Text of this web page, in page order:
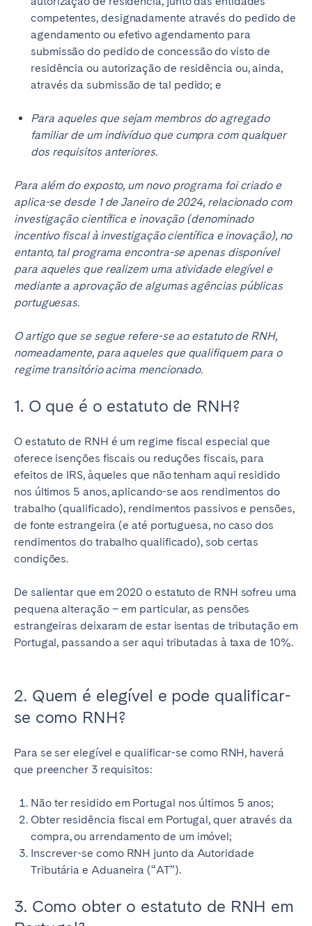
competentes, designadamente através do pedido de
agendamento ou efetivo agendamento para
submissão do pedido de concessão do visto de
residência ou autorização de residência ou, ainda,
através da submissão de tal pedido; e
Para aqueles que sejam membros do agregado
familiar de um indivíduo que cumpra com qualquer
dos requisitos anteriores.
Para além do exposto, um novo programa foi criado e
aplica-se desde 1 de Janeiro de 2024, relacionado com
investigação científica e inovação (denominado
incentivo fiscal à investigação científica e inovação), no
entanto, tal programa encontra-se apenas disponível
para aqueles que realizem uma atividade elegível e
mediante a aprovação de algumas agências públicas
portuguesas.
O artigo que se segue refere-se ao estatuto de RNH,
nomeadamente, para aqueles que qualifiquem para o
regime transitório acima mencionado.
1. O que é o estatuto de RNH?
O estatuto de RNH é um regime fiscal especial que
oferece isenções fiscais ou reduções fiscais, para
efeitos de IRS, àqueles que não tenham aqui residido
nos últimos 5 anos, aplicando-se aos rendimentos do
trabalho (qualificado), rendimentos passivos e pensões,
de fonte estrangeira (e até portuguesa, no caso dos
rendimentos do trabalho qualificado), sob certas
condições.
De salientar que em 2020 o estatuto de RNH sofreu uma
pequena alteração – em particular, as pensões
estrangeiras deixaram de estar isentas de tributação em
Portugal, passando a ser aqui tributadas à taxa de 10%.
2. Quem é elegível e pode qualificar-
se como RNH?
Para se ser elegível e qualificar-se como RNH, haverá
que preencher 3 requisitos:
Não ter residido em Portugal nos últimos 5 anos;
Obter residência fiscal em Portugal, quer através da
compra, ou arrendamento de um imóvel;
Inscrever-se como RNH junto da Autoridade
Tributária e Aduaneira (“AT”).
3. Como obter o estatuto de RNH em